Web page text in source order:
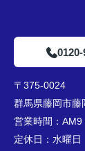
0120-
〒375-0024
群馬県藤岡市藤
営業時間： AM9
定休日： 水曜日